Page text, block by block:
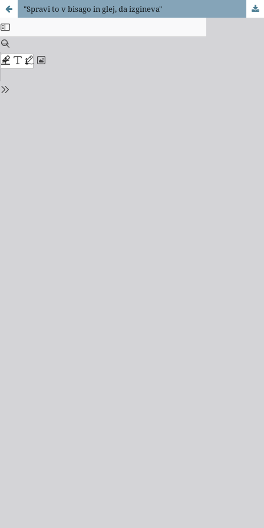
"Spravi to v bisago in glej, da izgineva"